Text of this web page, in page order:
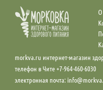
О
morkva.ru интернет-магазин
телефон в Чите +7-964-460-6030
электронная почта: